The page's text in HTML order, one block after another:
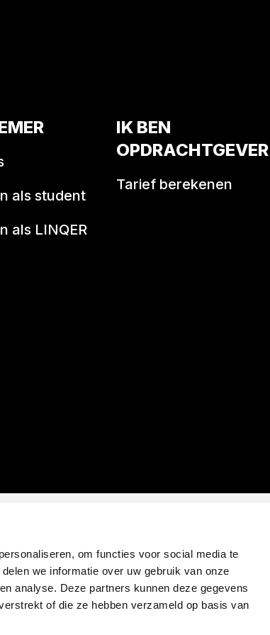
om functies voor social media te
we informatie over uw gebruik van onze
analyse. Deze partners kunnen deze gegevens
of die ze hebben verzameld op basis van
als student
als LINQER
IK BEN
OPDRACHTGEVER
Tarief berekenen